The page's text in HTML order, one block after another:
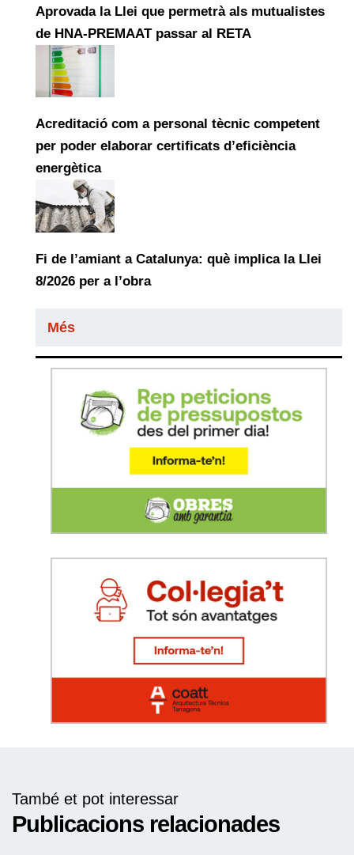
Aprovada la Llei que permetrà als mutualistes
de HNA-PREMAAT passar al RETA
Acreditació com a personal tècnic competent
per poder elaborar certificats d’eficiència
energètica
Fi de l’amiant a Catalunya: què implica la Llei
8/2026 per a l’obra
Més
També et pot interessar
Publicacions relacionades